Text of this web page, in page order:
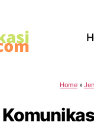
Home»